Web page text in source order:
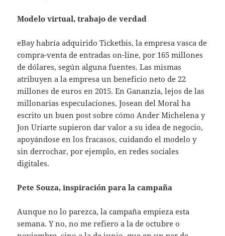
Modelo virtual, trabajo de verdad
eBay habría adquirido Ticketbis, la empresa vasca de
compra-venta de entradas on-line, por 165 millones
de dólares, según alguna fuentes. Las mismas
atribuyen a la empresa un beneficio neto de 22
millones de euros en 2015. En Gananzia, lejos de las
millonarias especulaciones, Josean del Moral ha
escrito un buen post sobre cómo Ander Michelena y
Jon Uriarte supieron dar valor a su idea de negocio,
apoyándose en los fracasos, cuidando el modelo y
sin derrochar, por ejemplo, en redes sociales
digitales.
Pete Souza, inspiración para la campaña
Aunque no lo parezca, la campaña empieza esta
semana. Y no, no me refiero a la de octubre o